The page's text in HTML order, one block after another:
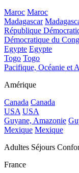
Maroc Maroc
Madagascar
République
Démocratique du
Egypte Egypte
Togo Togo
Pacifique, Océanie et
Amérique
Canada Canada
USA USA
Guyane, Amazonie
Mexique Mexique
Adultes Séjours
France